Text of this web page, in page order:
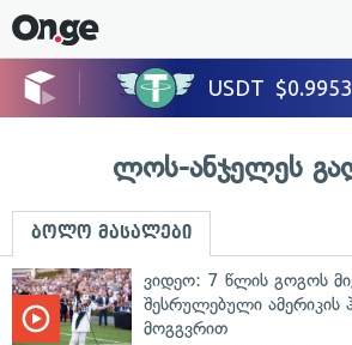
ლოს-ანჯელეს
ბოლო მასალები
ვიდეო: 7 წლის გოგოს
შესრულებული ამერიკის
მოგგვრით